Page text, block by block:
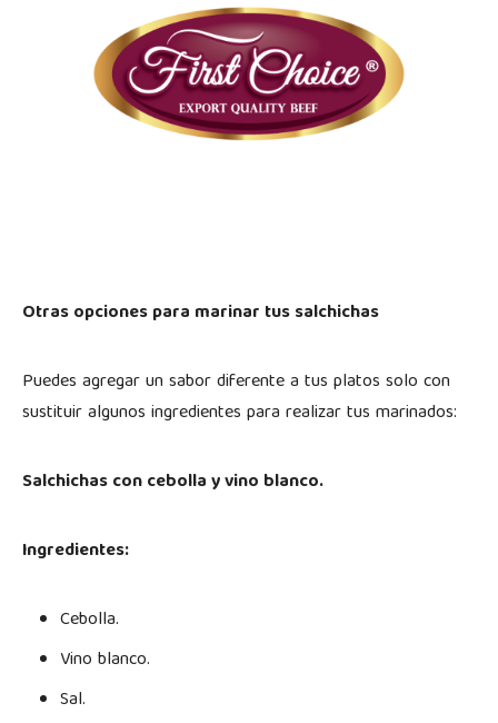
Otras opciones para marinar tus salchichas
Puedes agregar un sabor diferente a tus platos solo con
sustituir algunos ingredientes para realizar tus marinados:
Salchichas con cebolla y vino blanco.
Ingredientes:
Cebolla.
Vino blanco.
Sal.